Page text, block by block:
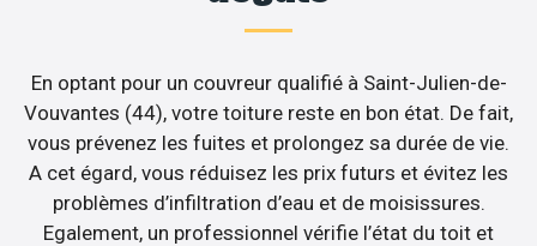
En optant pour un couvreur qualifié à Saint-Julien-de-
Vouvantes (44), votre toiture reste en bon état. De fait,
vous prévenez les fuites et prolongez sa durée de vie.
A cet égard, vous réduisez les prix futurs et évitez les
problèmes d’infiltration d’eau et de moisissures.
Egalement, un professionnel vérifie l’état du toit et